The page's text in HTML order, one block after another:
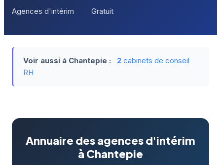
Agences d'intérim Gratuit
Voir aussi à Chantepie : 2 cabinets de conseil
RH
Annuaire des agences d'intérim
à Chantepie